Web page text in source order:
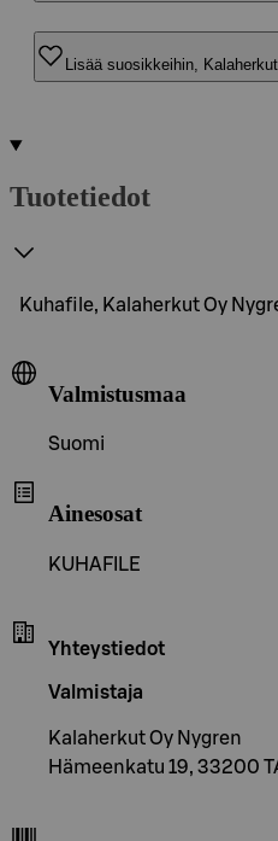
Lisää suosikkeihin,
Tuotetiedot
Kuhafile, Kalaherkut Oy
Valmistusmaa
Suomi
Ainesosat
KUHAFILE
Yhteystiedot
Valmistaja
Kalaherkut Oy Nygren
Hämeenkatu 19, 33200